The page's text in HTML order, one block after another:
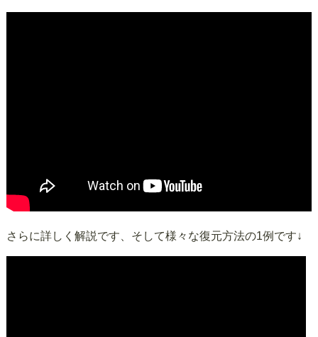
さらに詳しく解説です、そして様々な復元方法の1例です↓